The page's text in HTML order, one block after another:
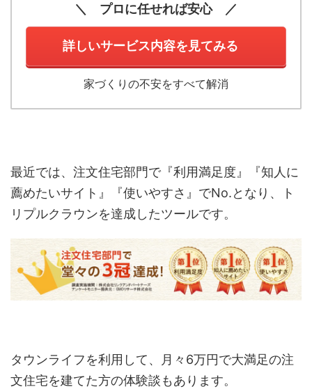
＼ プロに任せれば安心 ／
詳しいサービス内容を見てみる
家づくりの不安をすべて解消
最近では、注文住宅部門で『利用満足度』『知人に
薦めたいサイト』『使いやすさ』でNo.となり、ト
リプルクラウンを達成したツールです。
タウンライフを利用して、月々6万円で大満足の注
文住宅を建てた方の体験談もあります。